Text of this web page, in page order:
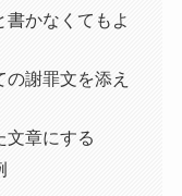
かなくてもよ
謝罪文を添え
文章にする